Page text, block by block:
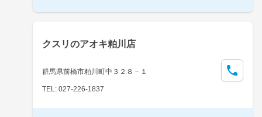
クスリのアオキ粕川店
群馬県前橋市粕川町中３２８－１
TEL: 027-226-1837